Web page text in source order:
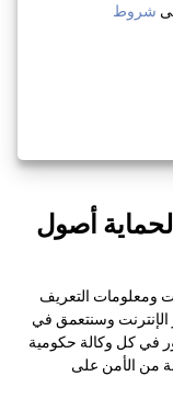
شروط
أصول
ومعلومات التعريف
الإنترنت وسنتعمق في
في كل وكالة حكومية
من الأمن على